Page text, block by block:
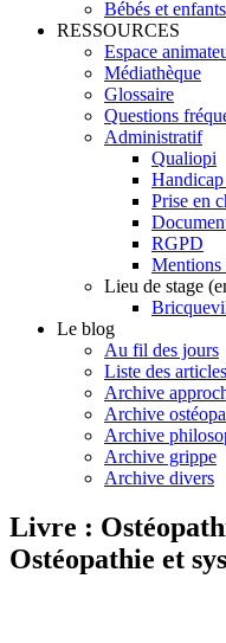
Bébés et enfants
RESSOURCES
Espace
Médiathèque
Glossaire
Questions
Administratif
Qualiopi
Prise en
RGPD
Mentions
Lieu de stage
Le blog
Au fil des jours
Liste des
Archive
Archive
Archive
Archive grippe
Archive divers
Livre :
Ostéopathie et